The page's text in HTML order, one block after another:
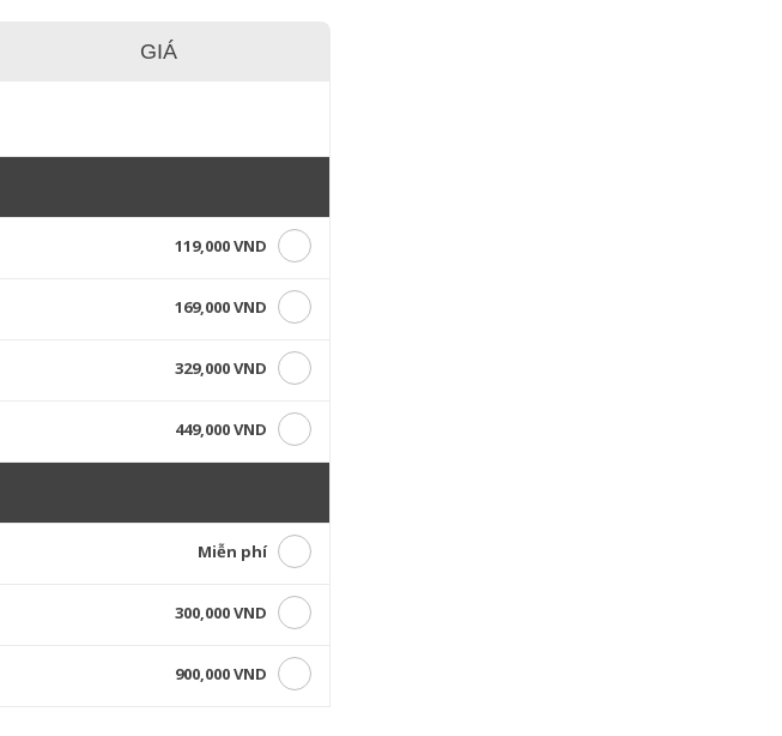
GIÁ
119,000 VND
169,000 VND
329,000 VND
449,000 VND
Miễn phí
300,000 VND
900,000 VND